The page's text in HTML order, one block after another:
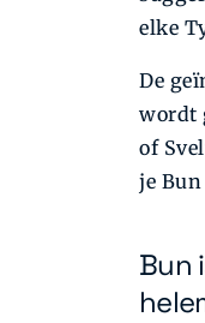
elke
De
wordt
of
je
Bun